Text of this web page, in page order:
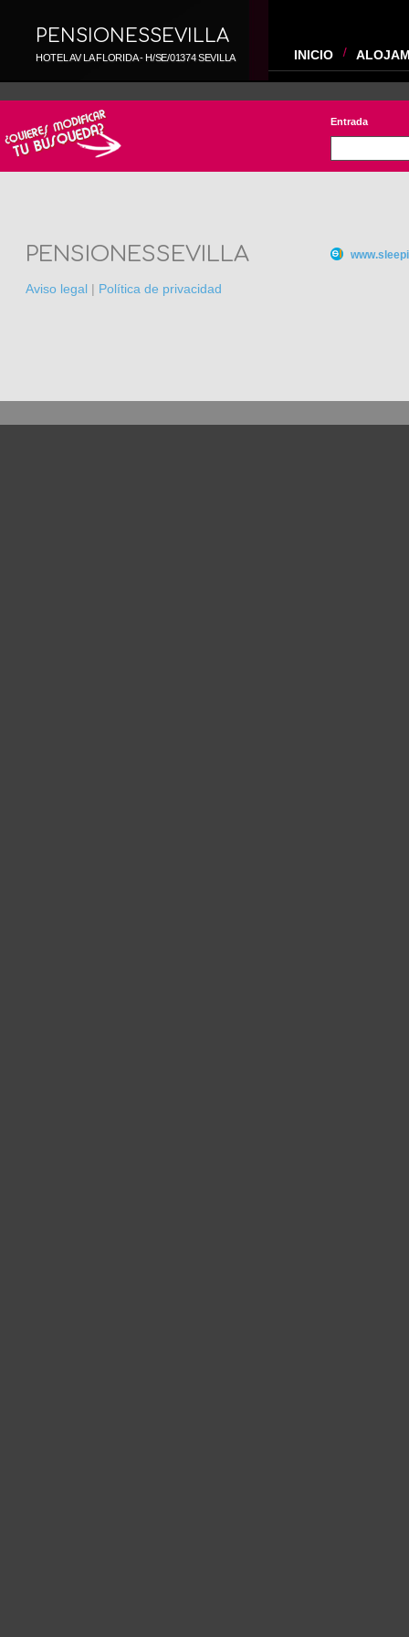
PENSIONESSEVILLA
HOTEL AV LA FLORIDA - H/SE/01374 SEVILLA INICIO
Entrada
PENSIONESSEVILLA
Aviso legal | Política de privacidad